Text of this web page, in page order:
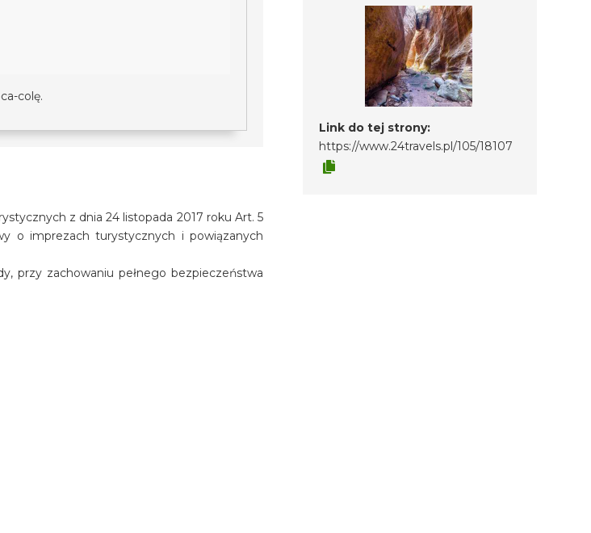
Link do tej strony:
https://www.24travels.pl/105/18107
colę.
z dnia 24 listopada 2017 roku Art. 5
o imprezach turystycznych i powiązanych
przy zachowaniu pełnego bezpieczeństwa